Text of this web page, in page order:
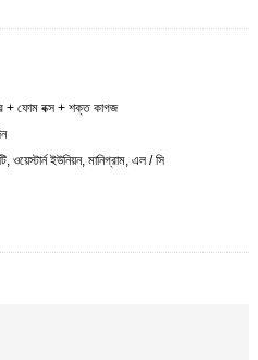
+ ফোম বক্স + শক্ত কাগজ
ওয়েস্টার্ন ইউনিয়ন, মানিগ্রাম, এল / সি